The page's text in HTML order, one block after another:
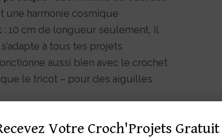
une harmonie cosmique
: 10 cm de longueur seulement, il
à tous tes projets
aussi bien avec le crochet
le tricot – pour des aiguilles
et utilité dans chacun de tes
Votre Croch'Projets Gratuit